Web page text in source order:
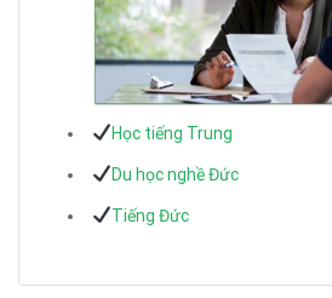
Học tiếng Trung
Du học nghề Đức
Tiếng Đức